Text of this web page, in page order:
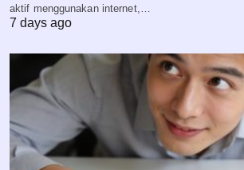
aktif menggunakan internet,…
7 days ago